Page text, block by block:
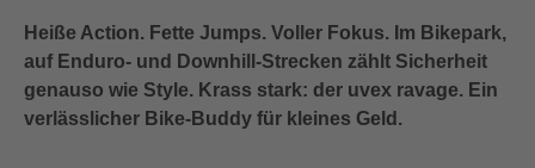
Heiße Action. Fette Jumps. Voller Fokus. Im Bikepark,
auf Enduro- und Downhill-Strecken zählt Sicherheit
genauso wie Style. Krass stark: der uvex ravage. Ein
verlässlicher Bike-Buddy für kleines Geld.